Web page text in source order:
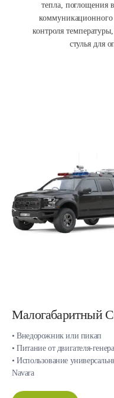
тепла, поглощения
коммуникационного
контроля
стулья для
Малогабаритный
• Внедорожник или пикап
• Питание от двигателя-
• Использование
Navara